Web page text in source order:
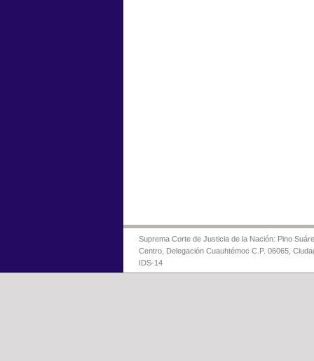
Suprema Corte de Justicia de la Nación: Pino
Centro, Delegación Cuauhtémoc C.P. 06065,
IDS-14